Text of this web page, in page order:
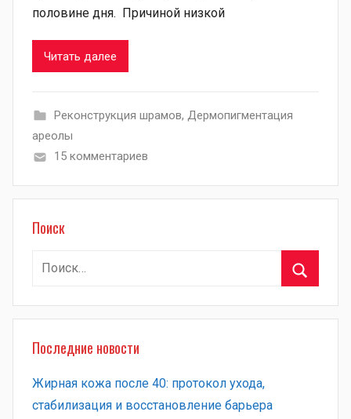
половине дня. Причиной низкой
Читать далее
Pеконструкция шрамов, Дермопигментация
ареолы
15 комментариев
Поиск
Найти:
Последние новости
Жирная кожа после 40: протокол ухода,
стабилизация и восстановление барьера